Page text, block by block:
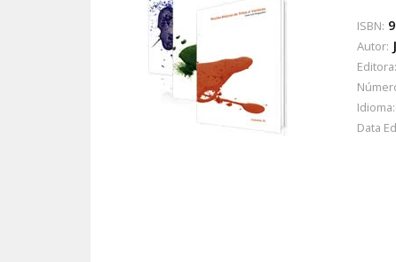
ISBN:
Autor:
Editora:
Idioma:
Data